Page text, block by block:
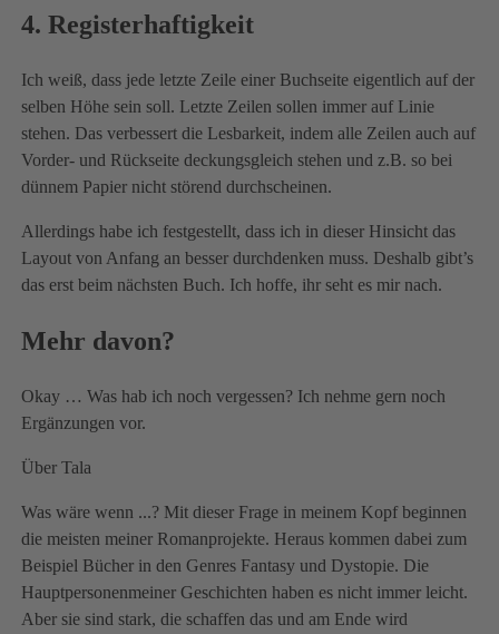
4. Registerhaftigkeit
Ich weiß, dass jede letzte Zeile einer Buchseite eigentlich auf der
selben Höhe sein soll. Letzte Zeilen sollen immer auf Linie
stehen. Das verbessert die Lesbarkeit, indem alle Zeilen auch auf
Vorder- und Rückseite deckungsgleich stehen und z.B. so bei
dünnem Papier nicht störend durchscheinen.
Allerdings habe ich festgestellt, dass ich in dieser Hinsicht das
Layout von Anfang an besser durchdenken muss. Deshalb gibt’s
das erst beim nächsten Buch. Ich hoffe, ihr seht es mir nach.
Mehr davon?
Okay … Was hab ich noch vergessen? Ich nehme gern noch
Ergänzungen vor.
Über Tala
Was wäre wenn ...? Mit dieser Frage in meinem Kopf beginnen
die meisten meiner Romanprojekte. Heraus kommen dabei zum
Beispiel Bücher in den Genres Fantasy und Dystopie. Die
Hauptpersonenmeiner Geschichten haben es nicht immer leicht.
Aber sie sind stark, die schaffen das und am Ende wird